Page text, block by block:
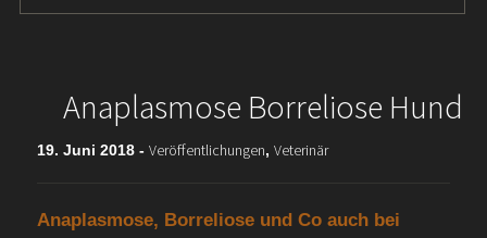
Anaplasmose Borreliose Hund
19. Juni 2018 -Veröffentlichungen,Veterinär
Anaplasmose, Borreliose und Co auch bei